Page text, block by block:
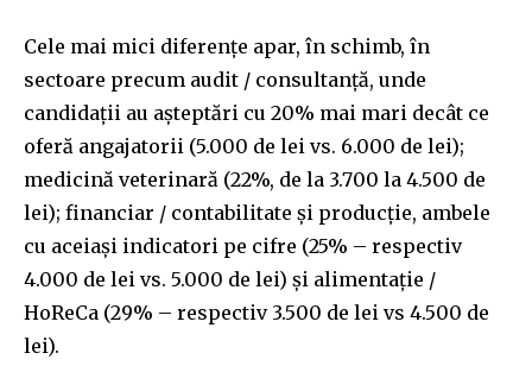
Cele mai mici diferențe apar, în schimb, în
sectoare precum audit / consultanță, unde
candidații au așteptări cu 20% mai mari decât ce
oferă angajatorii (5.000 de lei vs. 6.000 de lei);
medicină veterinară (22%, de la 3.700 la 4.500 de
lei); financiar / contabilitate și producție, ambele
cu aceiași indicatori pe cifre (25% – respectiv
4.000 de lei vs. 5.000 de lei) și alimentație /
HoReCa (29% – respectiv 3.500 de lei vs 4.500 de
lei).